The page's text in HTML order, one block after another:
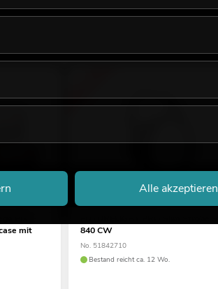
mit
840 CW
No. 51842710
Bestand reicht ca. 12 Wo.
Alle akzeptieren